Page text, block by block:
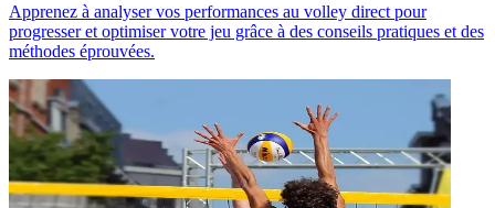
Apprenez à analyser vos performances au volley direct pour
progresser et optimiser votre jeu grâce à des conseils pratiques et des
méthodes éprouvées.